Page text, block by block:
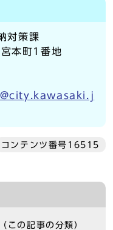
対策課
本町1番地
コンテンツ番号16515
（この記事の分類）